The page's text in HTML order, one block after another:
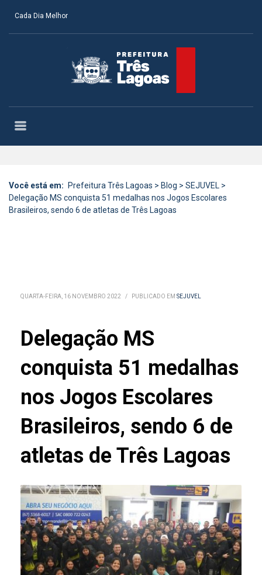
Cada Dia Melhor
Você está em: Prefeitura Três Lagoas > Blog > SEJUVEL >
Delegação MS conquista 51 medalhas nos Jogos Escolares
Brasileiros, sendo 6 de atletas de Três Lagoas
QUARTA-FEIRA, 16 NOVEMBRO 2022 / PUBLICADO EM SEJUVEL
Delegação MS
conquista 51 medalhas
nos Jogos Escolares
Brasileiros, sendo 6 de
atletas de Três Lagoas